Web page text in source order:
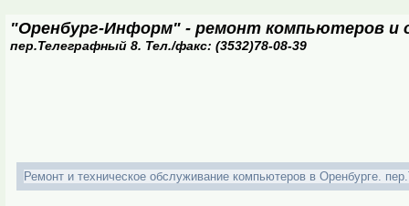
"Оренбург-Информ" - ремонт компьютеров и
пер.Телеграфный 8. Тел./факс: (3532)78-08-39
Ремонт и техническое обслуживание компьютеров в Оренбурге.